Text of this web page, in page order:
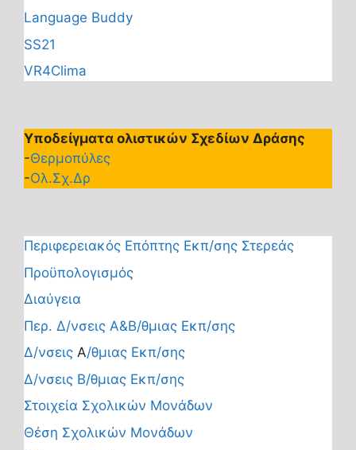
Language Buddy
SS21
VR4Clima
Υποδείγματα ολιστικών Σχεδίων Δράσης
-Θερμοπύλες
-Ολ.Σχ.Δρ
Περιφερειακός Επόπτης Εκπ/σης Στερεάς
Προϋπολογισμός
Διαύγεια
Περ. Δ/νσεις Α&Β/θμιας Εκπ/σης
Δ/νσεις Α/θμιας Εκπ/σης
Δ/νσεις Β/θμιας Εκπ/σης
Στοιχεία Σχολικών Μονάδων
Θέση Σχολικών Μονάδων